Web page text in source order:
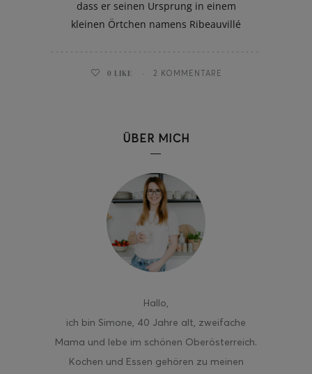
dass er seinen Ursprung in einem
kleinen Örtchen namens Ribeauvillé
0 LIKE 2 KOMMENTARE
ÜBER MICH
Hallo,
ich bin Simone, 40 Jahre alt, zweifache
Mama und lebe im schönen Oberösterreich.
Kochen und Essen gehören zu meinen